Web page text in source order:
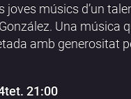
joves músics d’un
Una música
amb generositat
21:00